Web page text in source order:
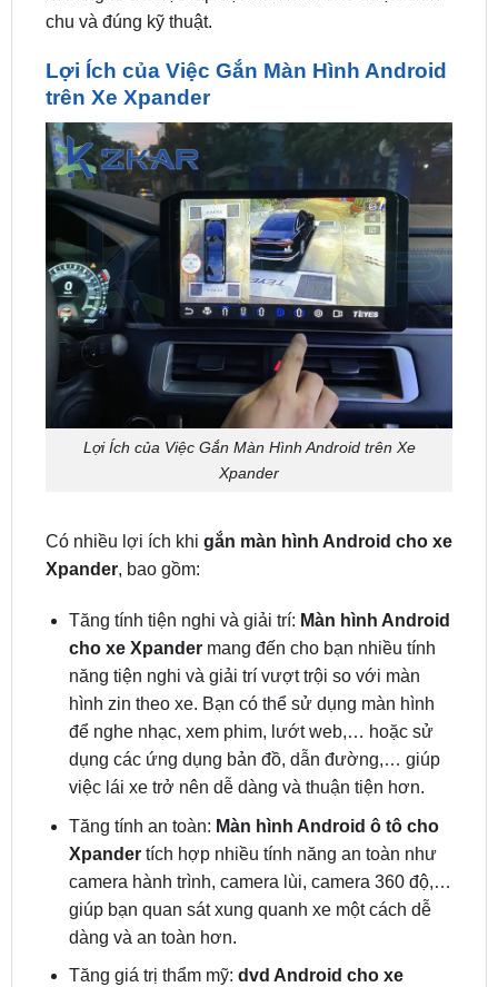
Lợi Ích của Việc Gắn Màn Hình Android
Lợi Ích của Việc Gắn Màn Hình Android trên Xe
Xpander
gắn màn hình Android cho xe
Tăng tính tiện nghi và giải trí:
năng tiện nghi và giải trí vượt trội so với màn
hình zin theo xe. Bạn có thể sử dụng màn hình
để nghe nhạc, xem phim, lướt web,… hoặc sử
dụng các ứng dụng bản đồ, dẫn đường,… giúp
việc lái xe trở nên dễ dàng và thuận tiện hơn.
Tăng tính an toàn:Màn hình Android ô tô cho
Xpandertích hợp nhiều tính năng an toàn như
camera hành trình, camera lùi, camera 360 độ,…
giúp bạn quan sát xung quanh xe một cách dễ
dàng và an toàn hơn.
Tăng giá trị thẩm mỹ:dvd Android cho xe
Xpandercó thiết kế hiện đại và sang trọng, giúp
nâng cao giá trị thẩm mỹ cho chiếc xe của bạn.